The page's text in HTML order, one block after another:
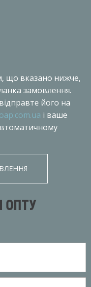
що вказано нижче,
замовлення.
його на
і ваше
ОПТУ